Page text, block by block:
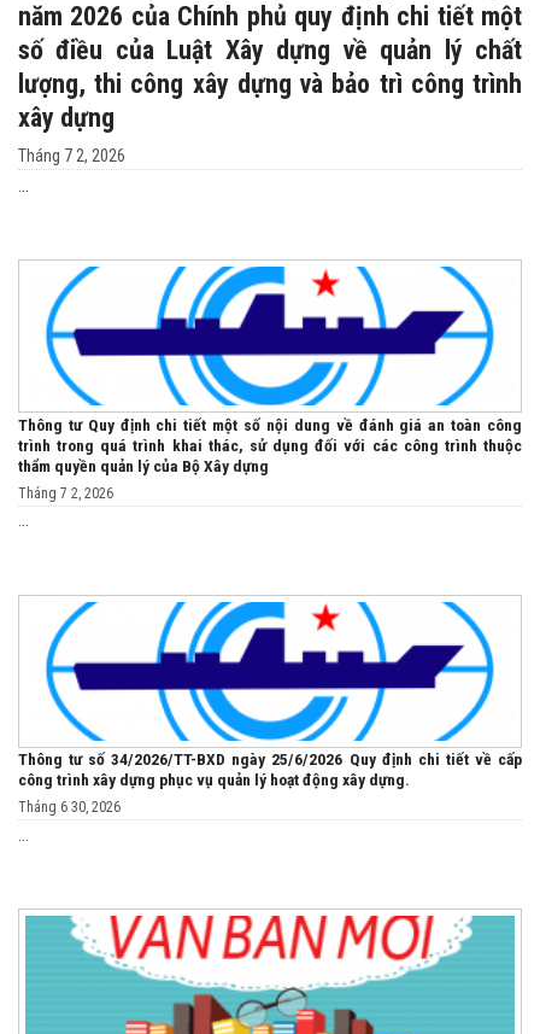
năm 2026 của Chính phủ quy định chi tiết một
số điều của Luật Xây dựng về quản lý chất
lượng, thi công xây dựng và bảo trì công trình
xây dựng
Tháng 7 2, 2026
Thông tư Quy định chi tiết một số nội dung về đánh giá an toàn công
trình trong quá trình khai thác, sử dụng đối với các công trình thuộc
thẩm quyền quản lý của Bộ Xây dựng
Tháng 7 2, 2026
...
Thông tư số 34/2026/TT-BXD ngày 25/6/2026 Quy định chi tiết về cấp
công trình xây dựng phục vụ quản lý hoạt động xây dựng.
Tháng 6 30, 2026